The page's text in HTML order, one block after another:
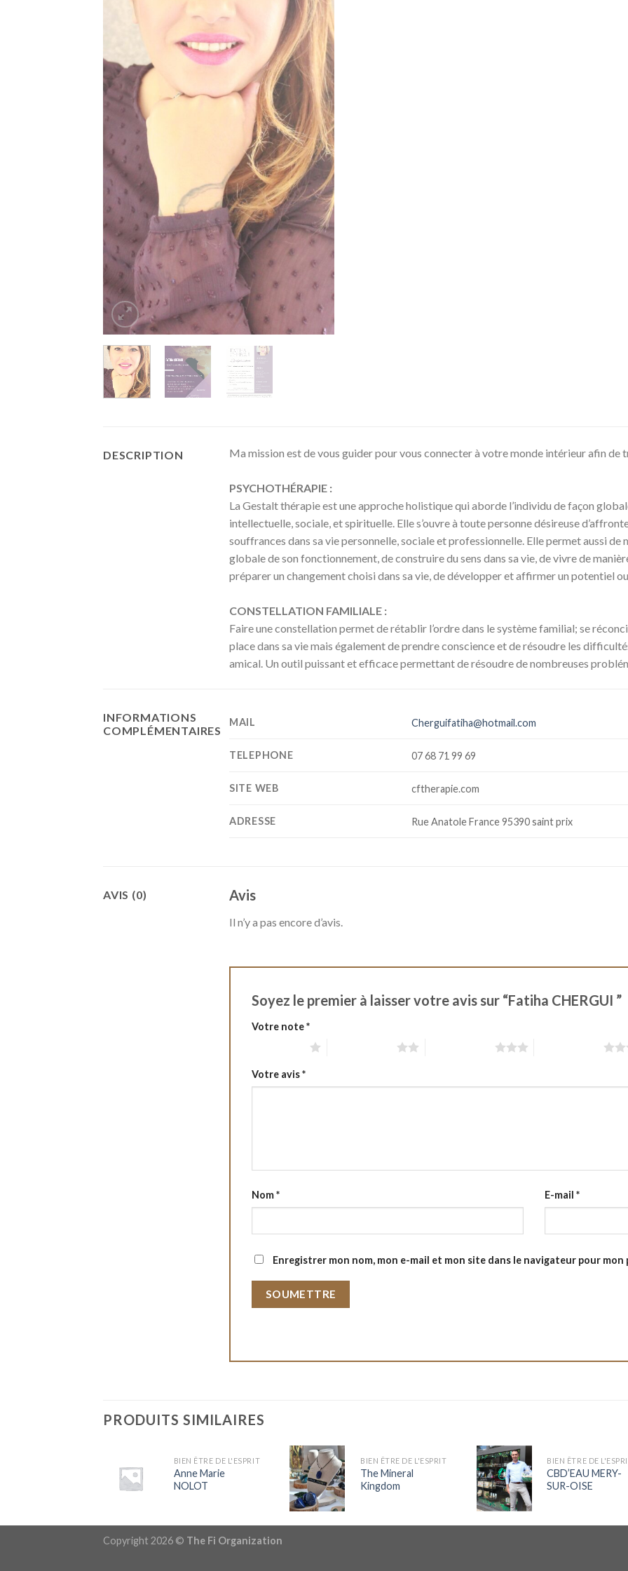
DESCRIPTION Ma mission est de vous guider pour vous connecter à votre monde intérieur afin de
PSYCHOTHÉRAPIE :
La Gestalt thérapie est une approche holistique qui aborde l’individu de façon
intellectuelle, sociale, et spirituelle. Elle s’ouvre à toute personne désireuse
souffrances dans sa vie personnelle, sociale et professionnelle. Elle permet aussi de
globale de son fonctionnement, de construire du sens dans sa vie, de vivre de
préparer un changement choisi dans sa vie, de développer et affirmer un potentiel
CONSTELLATION FAMILIALE :
Faire une constellation permet de rétablir l’ordre dans le système familial; se
place dans sa vie mais également de prendre conscience et de résoudre les
amical. Un outil puissant et efficace permettant de résoudre de nombreuses
INFORMATIONS
COMPLÉMENTAIRES
MAIL Cherguifatiha@hotmail.com
TELEPHONE 07 68 71 99 69
SITE WEB cftherapie.com
ADRESSE Rue Anatole France 95390 saint prix
AVIS (0) Avis
Il n’y a pas encore d’avis.
Soyez le premier à laisser votre avis sur “Fatiha CHERGUI ”
Votre note*
Votre avis*
Nom* E-mail *
Enregistrer mon nom, mon e-mail et mon site dans le navigateur pour
PRODUITS SIMILAIRES
BIEN ÊTRE DE L'ESPRIT
Anne Marie
NOLOT
BIEN ÊTRE DE L'ESPRIT
The Mineral
Kingdom
BIEN ÊTRE DE
CBD’EAU MERY-
SUR-OISE
Copyright 2026 © The Fi Organization